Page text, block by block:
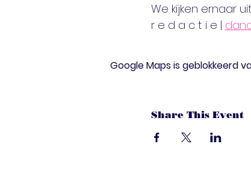
We kijken ernaar
r e d a c t i e |
Google Maps is geblokkeerd
Share This Event